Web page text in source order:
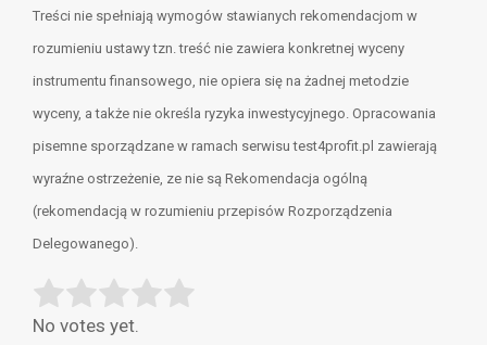
Treści nie spełniają wymogów stawianych rekomendacjom w
rozumieniu ustawy tzn. treść nie zawiera konkretnej wyceny
instrumentu finansowego, nie opiera się na żadnej metodzie
wyceny, a także nie określa ryzyka inwestycyjnego. Opracowania
pisemne sporządzane w ramach serwisu test4profit.pl zawierają
wyraźne ostrzeżenie, ze nie są Rekomendacja ogólną
(rekomendacją w rozumieniu przepisów Rozporządzenia
Delegowanego).
Rate this item:
Submit Rating
No votes yet.